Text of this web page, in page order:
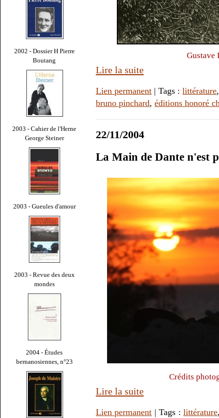
2002 - Dossier H Pierre
Boutang
2003 - Cahier de l'Herne
George Steiner
2003 - Gueules d'amour
2003 - Revue des deux
mondes
2004 - Études
bernanosiennes, n°23
Gustave
Lire la suite
Lien permanent | Tags :littérature
bruno pinchard, éditions honoré
22/11/2004
La Main de Dante n'est
Crédits
Lire la suite
Lien permanent | Tags : littérature